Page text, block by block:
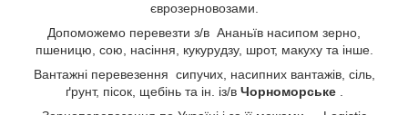
єврозерновозами.
Допоможемо перевезти з/в Ананьїв насипом зерно,
пшеницю, сою, насіння, кукурудзу, шрот, макуху та інше.
Вантажні перевезення сипучих, насипних вантажів, сіль,
ґрунт, пісок, щебінь та ін. із/в Чорноморське .